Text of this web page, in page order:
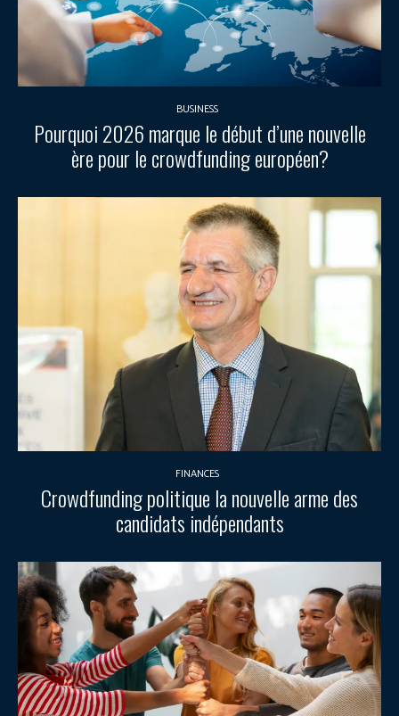
BUSINESS
Pourquoi 2026 marque le début d’une nouvelle
ère pour le crowdfunding européen?
FINANCES
Crowdfunding politique la nouvelle arme des
candidats indépendants